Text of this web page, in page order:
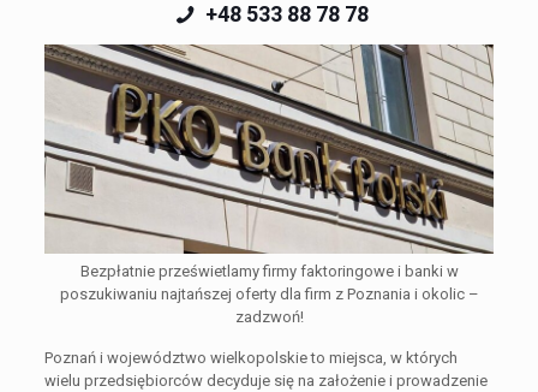
+48 533 88 78 78
Bezpłatnie prześwietlamy firmy faktoringowe i banki w
poszukiwaniu najtańszej oferty dla firm z Poznania i okolic –
zadzwoń!
Poznań i województwo wielkopolskie to miejsca, w których
wielu przedsiębiorców decyduje się na założenie i prowadzenie